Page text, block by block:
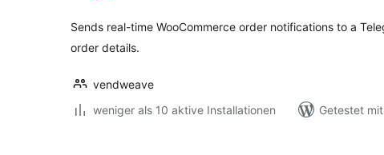
Sends real-time WooCommerce order notifications to a
order details.
vendweave
weniger als 10 aktive Installationen
Getestet